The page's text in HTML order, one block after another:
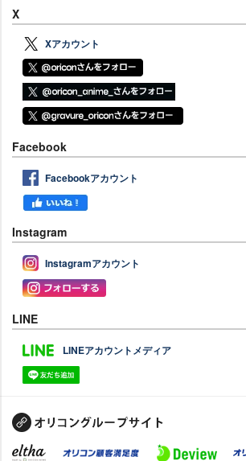
X
Xアカウント
Facebook
Facebookアカウント
Instagram
Instagramアカウント
LINE
LINEアカウントメディア